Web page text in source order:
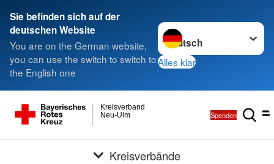
Sie befinden sich auf der
deutschen Website
You are on the German website,
you can use the switch to switch to
the English one
Sprache wechseln zu
Alles klar
Neu-Ulm
Kreisverband
Spenden
Kreisverbände